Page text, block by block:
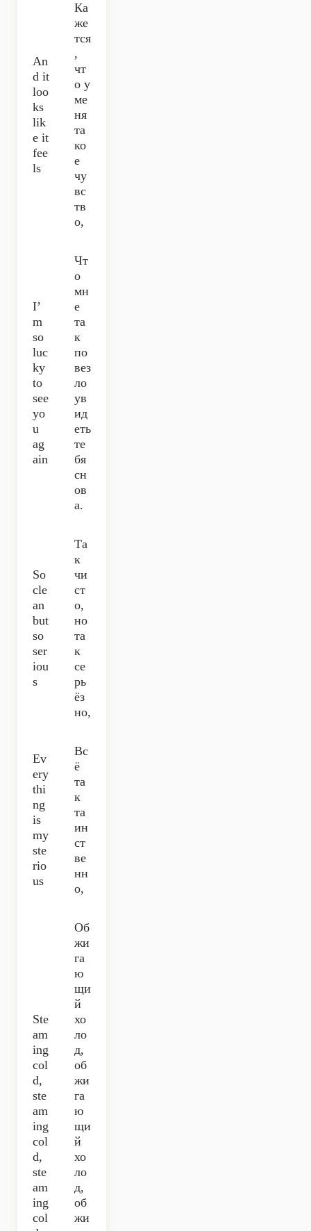
An
d it
loo
ks
lik
e it
fee
ls
Ка
же
тся
,
чт
о у
ме
ня
та
ко
е
чу
вс
тв
о,
I’
m
so
luc
ky
to
see
yo
u
ag
ain
Чт
о
мн
е
та
к
по
вез
ло
ув
ид
еть
те
бя
сн
ов
а.
So
cle
an
but
so
ser
iou
s
Та
к
чи
ст
о,
но
та
к
се
рь
ёз
но,
Ev
ery
thi
ng
is
my
ste
rio
us
Вс
ё
та
к
та
ин
ст
ве
нн
о,
Ste
am
ing
col
d,
ste
am
ing
col
d,
ste
am
ing
col
Об
жи
га
ю
щи
й
хо
ло
д,
об
жи
га
ю
щи
й
хо
ло
д,
об
жи